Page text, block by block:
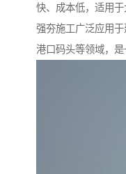
快、成本低，适用于
强夯施工广泛应用于
港口码头等领域，是